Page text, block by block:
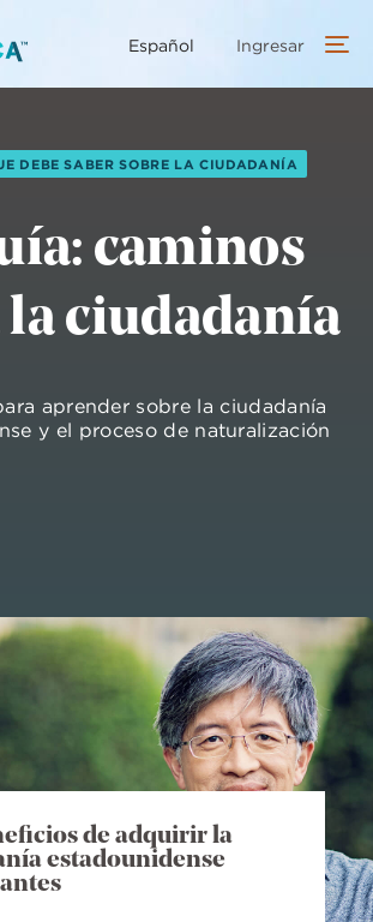
Español Ingresar
DEBE SABER SOBRE LA CIUDADANÍA
caminos
la ciudadanía
aprender sobre la ciudadanía
y el proceso de naturalización
de adquirir la
estadounidense